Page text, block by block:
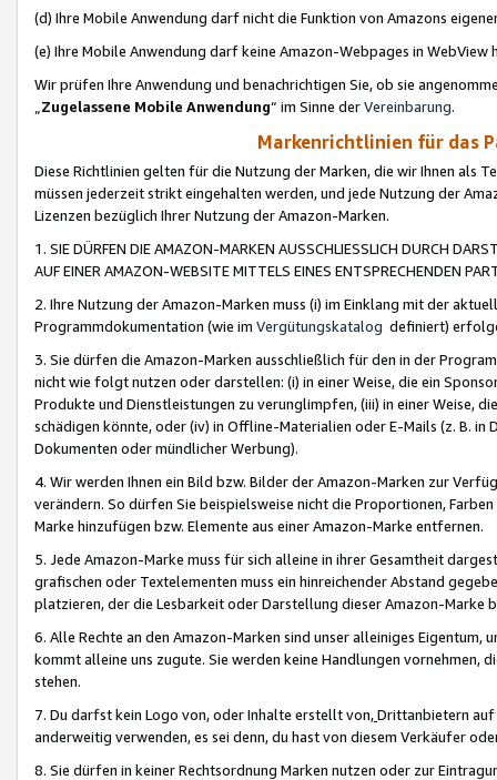
(d) Ihre Mobile Anwendung darf nicht die Funktion von Amazons
(e) Ihre Mobile Anwendung darf keine Amazon-Webpages in WebView
Wir prüfen Ihre Anwendung und benachrichtigen Sie, ob sie
„Zugelassene Mobile Anwendung“ im Sinne derVereinbarung.
Markenrichtlinien für das
Diese Richtlinien gelten für die Nutzung der Marken, die wir Ihnen als
müssen jederzeit strikt eingehalten werden, und jede Nutzung der
Lizenzen bezüglich Ihrer Nutzung der Amazon-Marken.
1. SIE DÜRFEN DIE AMAZON-MARKEN AUSSCHLIESSLICH DURCH
AUF EINER AMAZON-WEBSITE MITTELS EINES ENTSPRECHENDEN
2. Ihre Nutzung der Amazon-Marken muss (i) im Einklang mit der
Programmdokumentation (wie im Vergütungskatalog definiert)
3. Sie dürfen die Amazon-Marken ausschließlich für den in der
nicht wie folgt nutzen oder darstellen: (i) in einer Weise, die ein
Produkte und Dienstleistungen zu verunglimpfen, (iii) in einer Weise,
schädigen könnte, oder (iv) in Offline-Materialien oder E-Mails (z. B. in
Dokumenten oder mündlicher Werbung).
4. Wir werden Ihnen ein Bild bzw. Bilder der Amazon-Marken zur
verändern. So dürfen Sie beispielsweise nicht die Proportionen,
Marke hinzufügen bzw. Elemente aus einer Amazon-Marke entfernen.
5. Jede Amazon-Marke muss für sich alleine in ihrer Gesamtheit
grafischen oder Textelementen muss ein hinreichender Abstand
platzieren, der die Lesbarkeit oder Darstellung dieser Amazon-Marke
6. Alle Rechte an den Amazon-Marken sind unser alleiniges
kommt alleine uns zugute. Sie werden keine Handlungen vornehmen,
stehen.
7. Du darfst kein Logo von, oder Inhalte erstellt von,Drittanbietern auf
anderweitig verwenden, es sei denn, du hast von diesem Verkäufer
8. Sie dürfen in keiner Rechtsordnung Marken nutzen oder zur